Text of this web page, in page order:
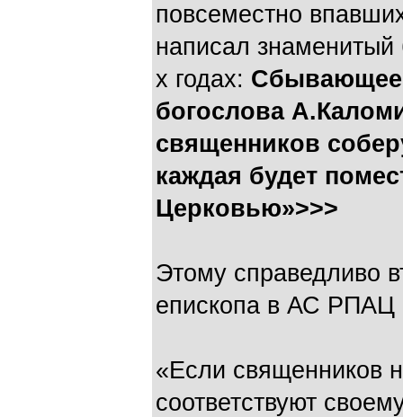
повсеместно
написал знаменитый
х годах:
богослова
священников
каждая будет
Церковью»>>>
Этому справедливо
епископа в АС РПАЦ
«Если священников
соответствуют